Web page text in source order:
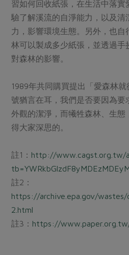
習如何回收紙張，在生活中落實
驗了解溪流的自淨能力，以及清
力，影響環境生態。另外，也自
林可以製成多少紙張，並透過手
對森林的影響。
1989年共同購買提出「愛森林
號猶言在耳，我們是否要因為要
外觀的潔淨，而犧牲森林、生態
得大家深思的。
註1： http://www.cagst.org.tw/
註2：
https://archive.epa.gov/
2.html
註3： https://